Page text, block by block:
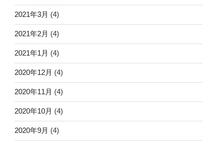
2021年3月 (4)
2021年2月 (4)
2021年1月 (4)
2020年12月 (4)
2020年11月 (4)
2020年10月 (4)
2020年9月 (4)